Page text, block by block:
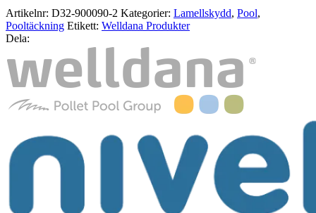
Artikelnr: D32-900090-2 Kategorier: Lamellskydd, Pool,
Pooltäckning Etikett: Welldana Produkter
Dela: